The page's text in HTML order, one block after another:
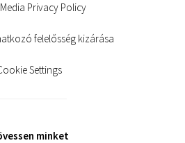
Privacy Policy
felelősség kizárása
Settings
minket